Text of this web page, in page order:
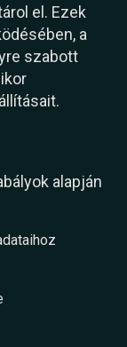
el. Ezek
a
szabott
alapján